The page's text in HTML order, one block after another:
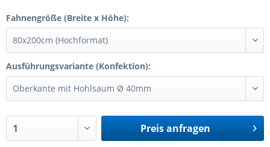
Fahnengröße (Breite x Höhe):
Ausführungsvariante (Konfektion):
Preis anfragen